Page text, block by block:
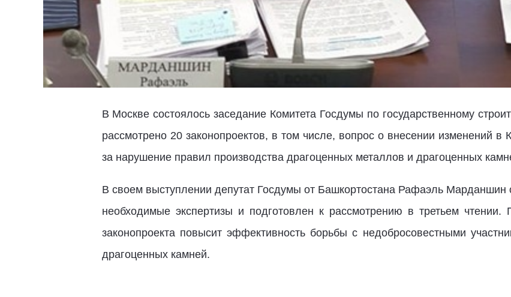
В Москве состоялось заседание Комитета Госдумы по государственному
рассмотрено 20 законопроектов, в том числе, вопрос о внесении изменений
за нарушение правил производства драгоценных металлов и драгоценных
В своем выступлении депутат Госдумы от Башкортостана Рафаэль Марданшин
необходимые экспертизы и подготовлен к рассмотрению в третьем
законопроекта повысит эффективность борьбы с недобросовестными
драгоценных камней.